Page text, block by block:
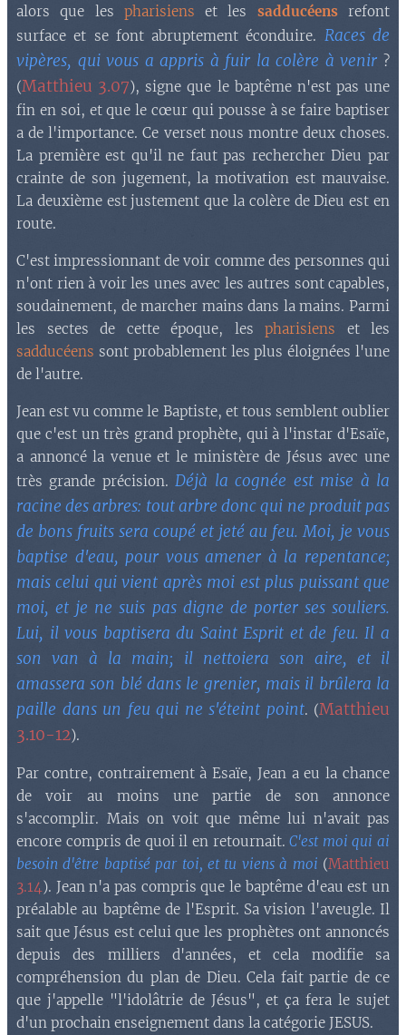
alors que les pharisienset les sadducéens refont
surface et se font abruptement éconduire. Races de
vipères, qui vous a appris à fuir la colère à venir ?
(Matthieu 3.07), signe que le baptême n'est pas une
fin en soi, et que le cœur qui pousse à se faire baptiser
a de l'importance. Ce verset nous montre deux choses.
La première est qu'il ne faut pas rechercher Dieu par
crainte de son jugement, la motivation est mauvaise.
La deuxième est justement que la colère de Dieu est en
route.
C'est impressionnant de voir comme des personnes qui
n'ont rien à voir les unes avec les autres sont capables,
soudainement, de marcher mains dans la mains. Parmi
les sectes de cette époque, les pharisiens
et les
sadducéens sont probablement les plus éloignées l'une
de l'autre.
Jean est vu comme le Baptiste, et tous semblent oublier
que c'est un très grand prophète, qui à l'instar d'Esaïe,
a annoncé la venue et le ministère de Jésus avec une
très grande précision.Déjà la cognée est mise à la
racine des arbres: tout arbre donc qui ne produit pas
de bons fruits sera coupé et jeté au feu. Moi, je vous
baptise d'eau, pour vous amener à la repentance;
mais celui qui vient après moi est plus puissant que
moi, et je ne suis pas digne de porter ses souliers.
Lui, il vous baptisera du Saint Esprit et de feu. Il a
son van à la main; il nettoiera son aire, et il
amassera son blé dans le grenier, mais il brûlera la
paille dans un feu qui ne s'éteint point. (Matthieu
3.10-12).
Par contre, contrairement à Esaïe, Jean a eu la chance
de voir au moins une partie de son annonce
s'accomplir. Mais on voit que même lui n'avait pas
encore compris de quoi il en retournait.C'est moi qui ai
besoin d'être baptisé par toi, et tu viens à moi (Matthieu
3.14). Jean n'a pas compris que le baptême d'eau est un
préalable au baptême de l'Esprit. Sa vision l'aveugle. Il
sait que Jésus est celui que les prophètes ont annoncés
depuis des milliers d'années, et cela modifie sa
compréhension du plan de Dieu. Cela fait partie de ce
que j'appelle "l'idolâtrie de Jésus", et ça fera le sujet
d'un prochain enseignement dans la catégorie JESUS.